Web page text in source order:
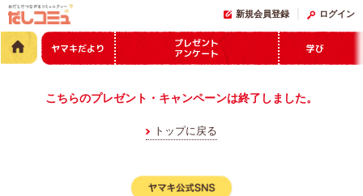
新規会員登録 ログイン
ヤマキだより
プレゼント
アンケート
学び
こちらのプレゼント・キャンペーンは終了しました。
トップに戻る